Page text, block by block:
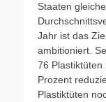
Staaten
Jahr ist das
ambitioniert.
76
Prozent
Plastiktüten